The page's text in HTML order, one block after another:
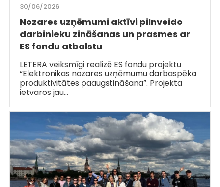
30/06/2026
Nozares uzņēmumi aktīvi pilnveido
darbinieku zināšanas un prasmes ar
ES fondu atbalstu
LETERA veiksmīgi realizē ES fondu projektu
“Elektronikas nozares uzņēmumu darbaspēka
produktivitātes paaugstināšana”. Projekta
ietvaros jau…